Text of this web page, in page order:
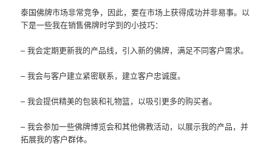
泰国佛牌市场非常竞争，因此，要在市场上获得成功并非易事。以
下是一些我在销售佛牌时学到的小技巧：
– 我会定期更新我的产品线，引入新的佛牌，满足不同客户需求。
– 我会与客户建立紧密联系，建立客户忠诚度。
– 我会提供精美的包装和礼物篮，以吸引更多的购买者。
– 我会参加一些佛牌博览会和其他佛教活动，以展示我的产品，并
拓展我的客户群体。